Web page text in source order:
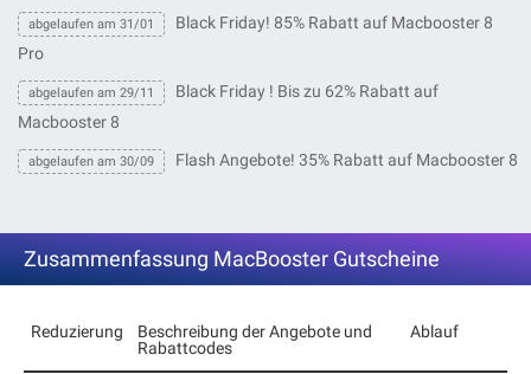
abgelaufen am 31/01
Black Friday! 85% Rabatt auf Macbooster 8
Pro
abgelaufen am 29/11
Black Friday ! Bis zu 62% Rabatt auf
Macbooster 8
abgelaufen am 30/09 Flash Angebote! 35% Rabatt auf Macbooster 8
Zusammenfassung MacBooster Gutscheine
Reduzierung
Beschreibung der Angebote und
Rabattcodes
Ablauf